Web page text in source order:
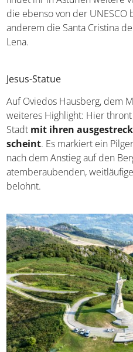
die ebenso von der
anderem die Santa Cristina
Lena.
Jesus-Statue
Auf Oviedos Hausberg, dem
weiteres Highlight: Hier
Stadt mit ihren
scheint. Es markiert ein
nach dem Anstieg auf den
atemberaubenden,
belohnt.